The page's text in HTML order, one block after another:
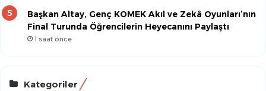
Başkan Altay, Genç KOMEK Akıl ve Zekâ Oyunları’nın
Final Turunda Öğrencilerin Heyecanını Paylaştı
1 saat önce
Kategoriler